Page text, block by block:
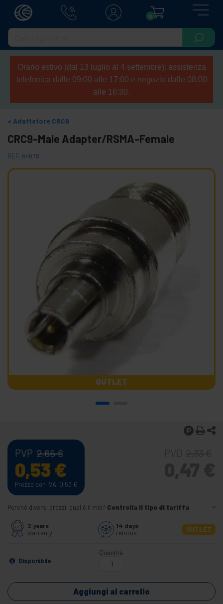
0
Orario estivo (dal 13 luglio al 4 settembre): assistenza
telefonica dalle 09:00 alle 17:00 e negozio dalle 08:00
alle 16:30.
Adattatore CRC9
CRC9-Male Adapter/RSMA-Female
REF: WH078
OUTLET
PVP 2,66€
0,53 €
Prezzo con IVA: 0,53 €
Perché diversi prezzi, qual è il mio? Controlla il tipo di tariffa
2 years
warranty
14 days
returns
OUTLET
Disponibile
Quantità
Aggiungi al carrello